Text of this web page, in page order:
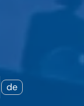
de